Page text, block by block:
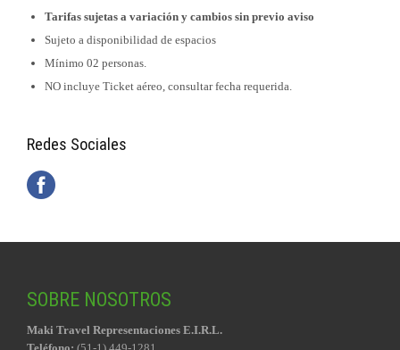
Tarifas sujetas a variación y cambios sin previo aviso
Sujeto a disponibilidad de espacios
Mínimo 02 personas.
NO incluye Ticket aéreo, consultar fecha requerida.
Redes Sociales
SOBRE NOSOTROS
Maki Travel Representaciones E.I.R.L.